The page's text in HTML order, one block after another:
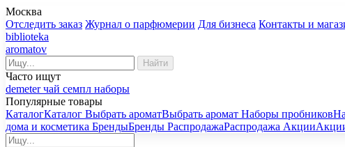
Москва
Отследить заказ Журнал о парфюмерии Для бизнеса Контакты и
biblioteka
aromatov
Найти
Часто ищут
demeterчай семпл наборы
Популярные товары
КаталогКаталог Выбрать ароматВыбрать аромат Наборы пробников
дома и косметика БрендыБренды РаспродажаРаспродажа Акции